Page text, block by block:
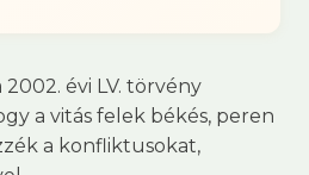
2002. évi LV. törvény
a vitás felek békés, peren
a konfliktusokat,